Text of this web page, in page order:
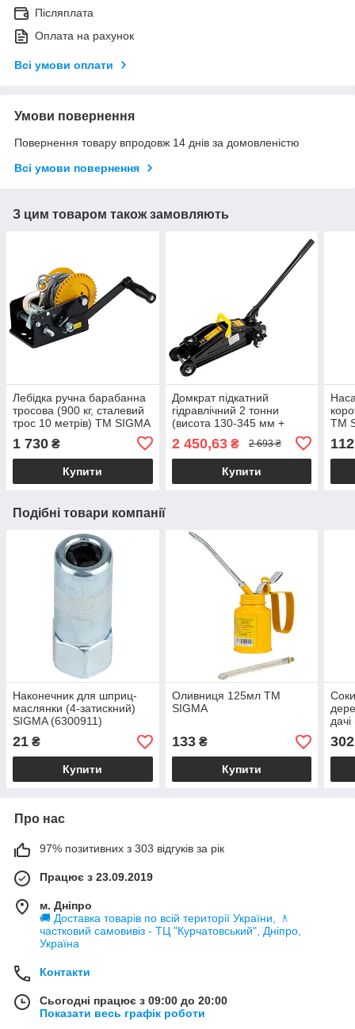
Післяплата
Оплата на рахунок
Всі умови оплати
Умови повернення
Повернення товару впродовж 14 днів за домовленістю
Всі умови повернення
З цим товаром також замовляють
Лебідка ручна барабанна
тросова (900 кг, сталевий
трос 10 метрів) ТМ SIGMA
1 730 ₴
Купити
Домкрат підкатний
гідравлічний 2 тонни
(висота 130-345 мм +
2 450,63₴ 2 693 ₴
Купити
ТМ
112
Подібні товари компанії
Наконечник для шприц-
маслянки (4-затискний)
SIGMA (6300911)
21 ₴
Купити
Оливниця 125мл ТМ
SIGMA
133₴
Купити
дачі
210
302
Про нас
97% позитивних з 303 відгуків за рік
Працює з 23.09.2019
м. Дніпро
🚚 Доставка товарів по всій території України, 🚶
частковий самовивіз - ТЦ "Курчатовський", Дніпро,
Україна
Контакти
Сьогодні працює з 09:00 до 20:00
Показати весь графік роботи